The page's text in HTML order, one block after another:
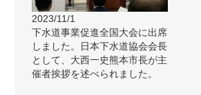
2023/11/1
下水道事業促進全国大会に出席
しました。日本下水道協会会長
として、大西一史熊本市長が主
催者挨拶を述べられました。